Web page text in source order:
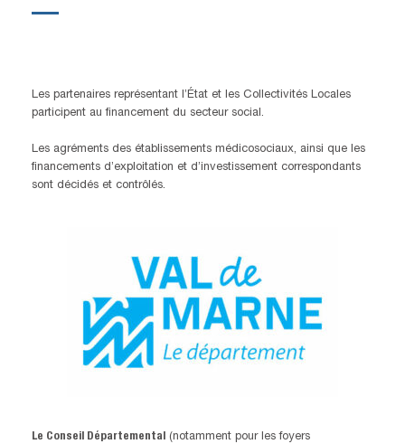
Les partenaires représentant l’État et les Collectivités Locales
participent au financement du secteur social.
Les agréments des établissements médicosociaux, ainsi que les
financements d’exploitation et d’investissement correspondants
sont décidés et contrôlés.
Le Conseil Départemental (notamment pour les foyers